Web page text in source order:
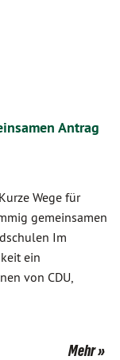
Antrag
Wege für
gemeinsamen
Im
ein
von CDU,
Mehr